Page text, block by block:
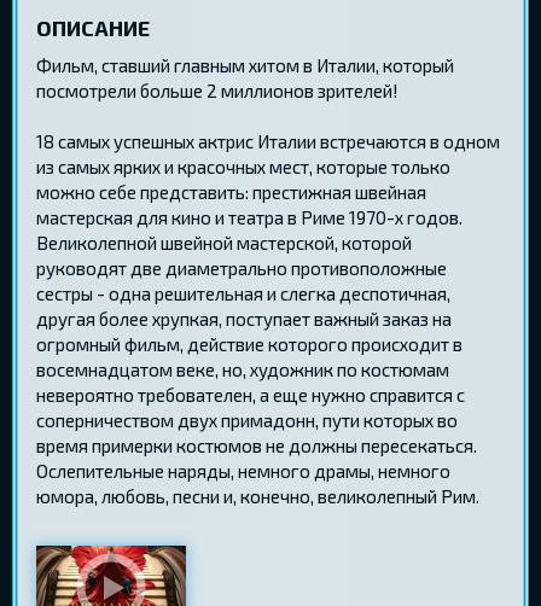
ОПИСАНИЕ
Фильм, ставший главным хитом в Италии, который
посмотрели больше 2 миллионов зрителей!
18 самых успешных актрис Италии встречаются в одном
из самых ярких и красочных мест, которые только
можно себе представить: престижная швейная
мастерская для кино и театра в Риме 1970-х годов.
Великолепной швейной мастерской, которой
руководят две диаметрально противоположные
сестры - одна решительная и слегка деспотичная,
другая более хрупкая, поступает важный заказ на
огромный фильм, действие которого происходит в
восемнадцатом веке, но, художник по костюмам
невероятно требователен, а еще нужно справится с
соперничеством двух примадонн, пути которых во
время примерки костюмов не должны пересекаться.
Ослепительные наряды, немного драмы, немного
юмора, любовь, песни и, конечно, великолепный Рим.